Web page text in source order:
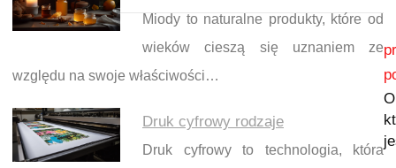
Miody to naturalne produkty, które od
wieków cieszą się uznaniem ze
względu na swoje właściwości…
Druk cyfrowy rodzaje
Druk cyfrowy to technologia, która
Nawigacja wpisu